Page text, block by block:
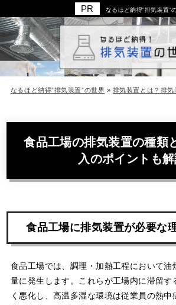
なるほど納得”排気装置”
なるほど納得”排気装置”の世界 » 排気装置とは？排気
食品工場の排気装置の種類
入のポイントも
食品工場に排気装置が必要な
食品工場では、調理・加熱工程において油
量に発生します。これらが工場内に滞留す
く悪化し、高温多湿な環境は従業員の熱中